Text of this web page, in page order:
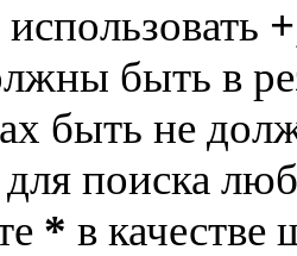
+
быть в
быть не
для поиска
* в качестве